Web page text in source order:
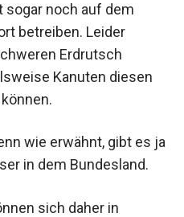
sogar noch auf dem
betreiben. Leider
Erdrutsch
Kanuten diesen
wie erwähnt, gibt es ja
in dem Bundesland.
sich daher in